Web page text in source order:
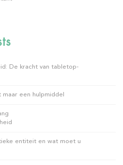
De kracht van tabletop-
maar een hulpmiddel
entiteit en wat moet u